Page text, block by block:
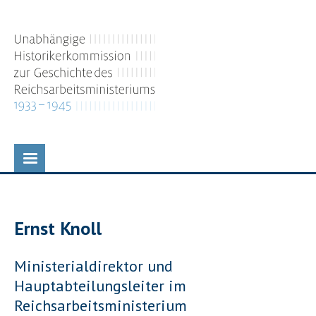
Direkt
zum
Inhalt
Ernst Knoll
P
o
s
Ministerialdirektor und
Hauptabteilungsleiter im
Reichsarbeitsministerium